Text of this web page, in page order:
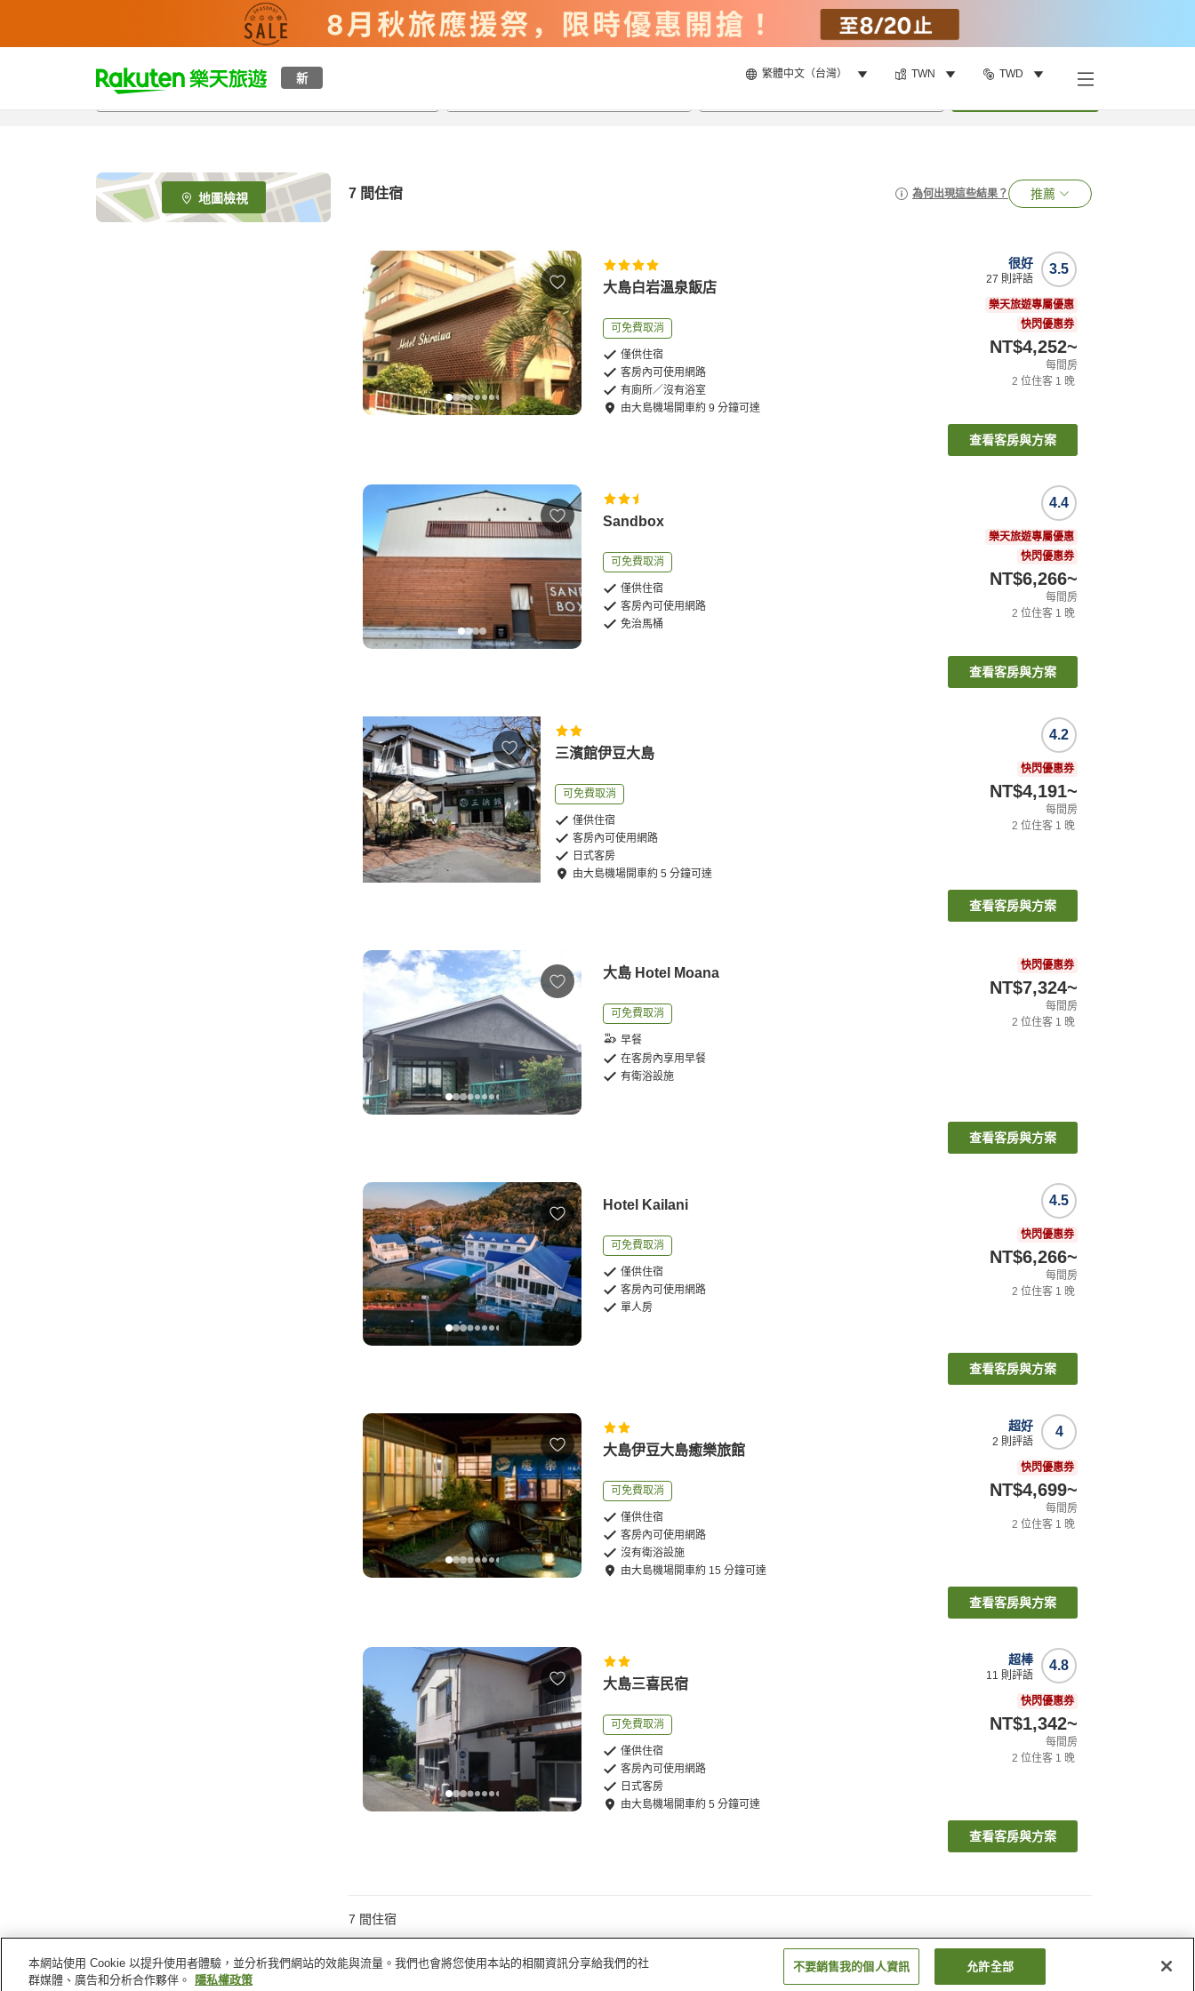
新 繁體中文（台灣） TWN TWD
t
p
e
_
s
地圖檢視 7 間住宿 為何出現這些結果？ 推薦
大島白岩溫泉飯店
可免費取消
僅供住宿
客房內可使用網路
有廁所／沒有浴室
由大島機場開車約9 分鐘可達
3.5
很好
27 則評語
樂天旅遊專屬優惠
快閃優惠券
NT$4,252~
每間房
2 位住客 1 晚
查看客房與方案
Sandbox
可免費取消
僅供住宿
客房內可使用網路
免治馬桶
4.4
樂天旅遊專屬優惠
快閃優惠券
NT$6,266~
每間房
2 位住客 1 晚
查看客房與方案
三濱館伊豆大島
可免費取消
僅供住宿
客房內可使用網路
日式客房
由大島機場開車約5 分鐘可達
4.2
快閃優惠券
NT$4,191~
每間房
2 位住客 1 晚
查看客房與方案
大島 Hotel Moana
可免費取消
早餐
在客房內享用早餐
有衛浴設施
快閃優惠券
NT$7,324~
每間房
2 位住客 1 晚
查看客房與方案
Hotel Kailani
可免費取消
僅供住宿
客房內可使用網路
單人房
4.5
快閃優惠券
NT$6,266~
每間房
2 位住客 1 晚
查看客房與方案
大島伊豆大島癒樂旅館
可免費取消
僅供住宿
客房內可使用網路
沒有衛浴設施
由大島機場開車約 15 分鐘可達
4
超好
2 則評語
快閃優惠券
NT$4,699~
每間房
2 位住客 1 晚
查看客房與方案
大島三喜民宿
可免費取消
僅供住宿
客房內可使用網路
日式客房
由大島機場開車約5 分鐘可達
4.8
超棒
11 則評語
快閃優惠券
NT$1,342~
每間房
2 位住客 1 晚
查看客房與方案
7 間住宿
首頁 日本 東京 大島町
本網站使用 Cookie 以提升使用者體驗，並分析我們網站的效能與流量。我們也會將您使用本站的相關資訊分享給我們的社
群媒體、廣告和分析合作夥伴。
隱私權政策
不要銷售我的個人資訊 允許全部